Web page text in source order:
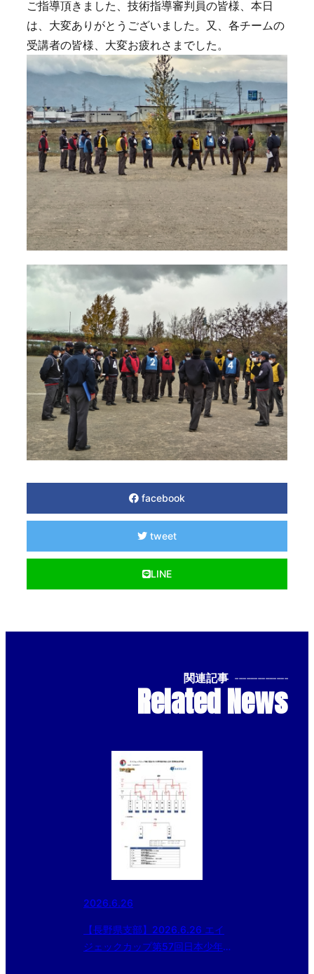
ご指導頂きました、技術指導審判員の皆様、本日
は、大変ありがとうございました。又、各チームの
受講者の皆様、大変お疲れさまでした。
facebook
tweet
LINE
関連記事 --------------
Related News
2026.6.26
【長野県支部】2026.6.26 エイ
ジェックカップ第57回日本少年